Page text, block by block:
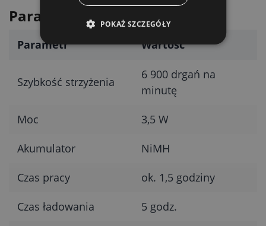
Parametry techniczne
Parametr Wartość
Szybkość strzyżenia
6 900 drgań na
minutę
Moc 3,5 W
Akumulator NiMH
Czas pracy ok. 1,5 godziny
Czas ładowania 5 godz.
POKAŻ SZCZEGÓŁY